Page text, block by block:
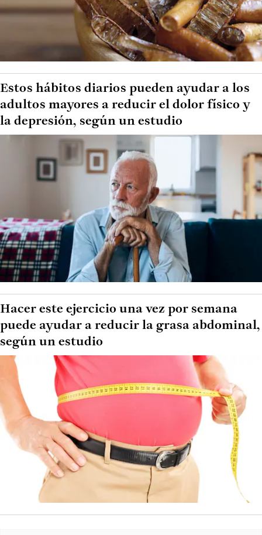
Estos hábitos diarios pueden ayudar a los
adultos mayores a reducir el dolor físico y
la depresión, según un estudio
Hacer este ejercicio una vez por semana
puede ayudar a reducir la grasa abdominal,
según un estudio